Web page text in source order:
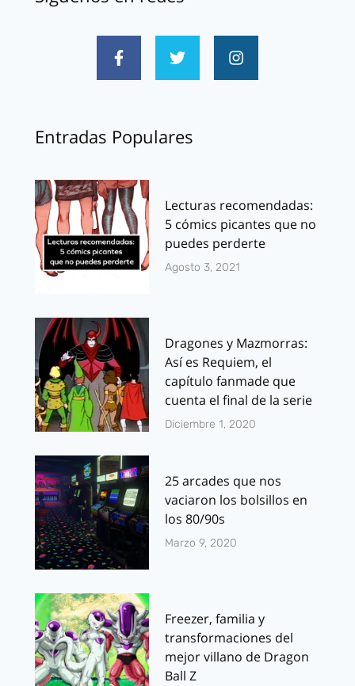
Entradas Populares
Lecturas recomendadas:
5 cómics picantes que no
puedes perderte
Agosto 3, 2021
Dragones y Mazmorras:
Así es Requiem, el
capítulo fanmade que
cuenta el final de la serie
Diciembre 1, 2020
25 arcades que nos
vaciaron los bolsillos en
los 80/90s
Marzo 9, 2020
Freezer, familia y
transformaciones del
mejor villano de Dragon
Ball Z